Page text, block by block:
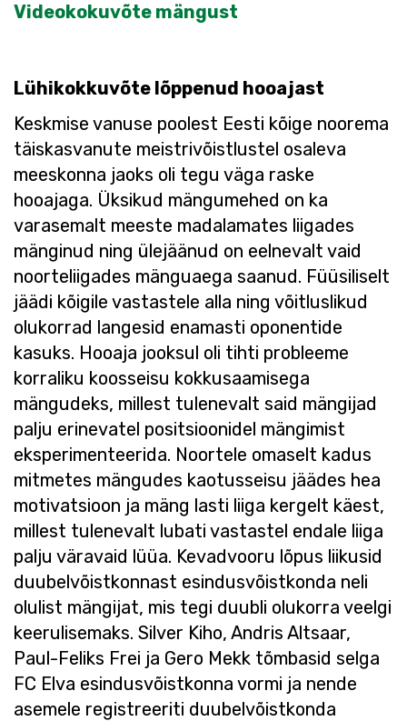
Videokokuvõte mängust
Lühikokkuvõte lõppenud hooajast
Keskmise vanuse poolest Eesti kõige noorema
täiskasvanute meistrivõistlustel osaleva
meeskonna jaoks oli tegu väga raske
hooajaga. Üksikud mängumehed on ka
varasemalt meeste madalamates liigades
mänginud ning ülejäänud on eelnevalt vaid
noorteliigades mänguaega saanud. Füüsiliselt
jäädi kõigile vastastele alla ning võitluslikud
olukorrad langesid enamasti oponentide
kasuks. Hooaja jooksul oli tihti probleeme
korraliku koosseisu kokkusaamisega
mängudeks, millest tulenevalt said mängijad
palju erinevatel positsioonidel mängimist
eksperimenteerida. Noortele omaselt kadus
mitmetes mängudes kaotusseisu jäädes hea
motivatsioon ja mäng lasti liiga kergelt käest,
millest tulenevalt lubati vastastel endale liiga
palju väravaid lüüa. Kevadvooru lõpus liikusid
duubelvõistkonnast esindusvõistkonda neli
olulist mängijat, mis tegi duubli olukorra veelgi
keerulisemaks. Silver Kiho, Andris Altsaar,
Paul-Feliks Frei ja Gero Mekk tõmbasid selga
FC Elva esindusvõistkonna vormi ja nende
asemele registreeriti duubelvõistkonda